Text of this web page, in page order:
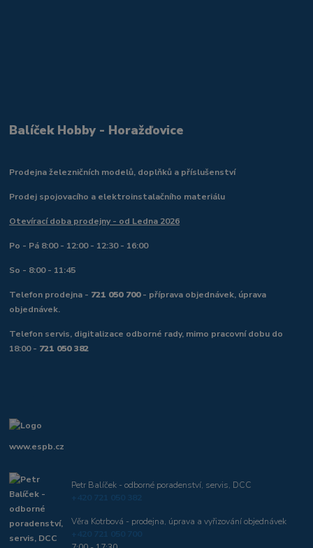
Balíček Hobby - Horažďovice
Prodejna železničních modelů, doplňků a příslušenství
Prodej spojovacího a elektroinstalačního materiálu
Otevírací doba prodejny - od Ledna 2026
Po - Pá 8:00 - 12:00 - 12:30 - 16:00
So - 8:00 - 11:45
Telefon prodejna - 721 050 700- příprava objednávek, úprava
objednávek.
Telefon servis, digitalizace odborné rady, mimo pracovní dobu do
18:00 - 721 050 382
www.espb.cz
Petr Balíček - odborné poradenství, servis, DCC
+420 721 050 382
Věra Kotrbová - prodejna, úprava a vyřizování objednávek
+420 721 050 700